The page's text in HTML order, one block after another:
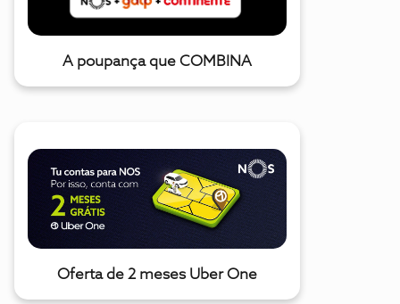
A poupança que COMBINA
Oferta de 2 meses Uber One